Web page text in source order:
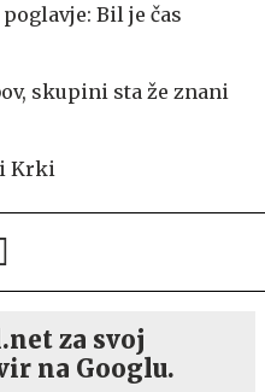
Bil je čas
skupini sta že znani
Krki
za svoj
na Googlu.